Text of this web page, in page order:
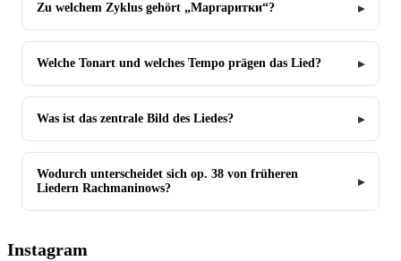
Zu welchem Zyklus gehört „Маргаритки“?
Welche Tonart und welches Tempo prägen das Lied?
Was ist das zentrale Bild des Liedes?
Wodurch unterscheidet sich op. 38 von früheren
Liedern Rachmaninows?
Instagram